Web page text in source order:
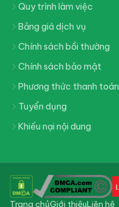
Quy trình làm việc
Bảng giá dịch vụ
Chính sách bồi thường
Chính sách bảo mật
Phương thức thanh toán
Tuyển dụng
Khiếu nại nội dung
Trang chủGiới thiệuLiên hệ